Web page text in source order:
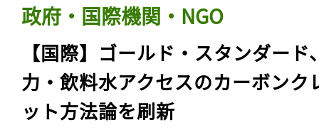
政府・国際機関・NGO
【国際】ゴールド・スタンダード
力・飲料水アクセスのカーボンク
ット方法論を刷新